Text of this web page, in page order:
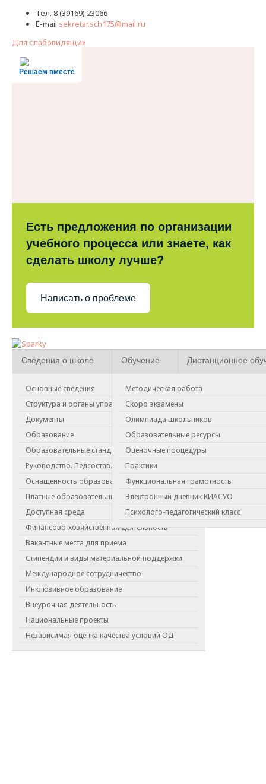
Тел. 8 (39169) 23066
E-mail sekretar.sch175@mail.ru
Для слабовидящих
Решаем вместе
Есть предложения по организации
учебного процесса или знаете, как
сделать школу лучше?
Написать о проблеме
Сведения о школе
Основные сведения
Структура и органы управления
Документы
Образование
Образовательные стандарты
Руководство. Педсостав.
Оснащенность образовательного процесса
Платные образовательные услуги
Доступная среда
Финансово-хозяйственная деятельность
Вакантные места для приема
Стипендии и виды материальной поддержки
Международное сотрудничество
Инклюзивное образование
Внеурочная деятельность
Национальные проекты
Независимая оценка качества условий ОД
Обучение
Методическая работа
Скоро экзамены
Олимпиада школьников
Образовательные ресурсы
Оценочные процедуры
Практики
Функциональная грамотность
Электронный дневник КИАСУО
Психолого-педагогический класс
Дистанционное
РДДМ "Движение Первых"
(РДДМ)
БЫТЬ С РОССИЕЙ. БЫТЬ ЧЕЛОВЕКОМ. БЫТЬ
ВМЕСТЕ.БЫТЬ В ДВИЖЕНИИ. БЫТЬ ПЕРВЫМ.
Документы РДДМ
Направления движения РДДМ
Ценности движения РДДМ
ДЕЯТЕЛЬНОСТЬ РДДМ НА ТЕРРИТОРИИ КРАСНОЯРСКОГО КРАЯ
Методичка МАРАФОН РДДМ
Региональный проект Парта Героя 2023
Copyright © 2026 МБОУ "СОШ 175"
Новости